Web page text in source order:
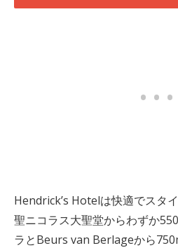
Hendrick’s Hotelは快適でスタ
聖ニコラス大聖堂からわずか
ラとBeurs van Berlageから